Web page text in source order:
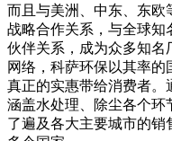
而且与美洲、中东、东欧
战略合作关系，与全球知
伙伴关系，成为众多知名
网络，科萨环保以其率
真正的实惠带给消费者。
涵盖水处理、除尘各个环
了遍及各大主要城市的